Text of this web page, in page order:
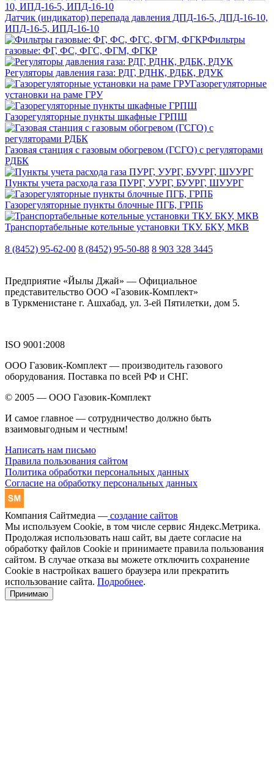
Датчик (индикатор) перепада давления ДПД-16-5, ДПД-16-10,
ИПД-16-5, ИПД-16-10
Фильтры
газовые: ФГ, ФС, ФГС, ФГМ, ФГКР
Регуляторы давления газа: РДГ, РДНК, РДБК, РДУК
Газорегуляторные
установки на раме ГРУ
Газорегуляторные пункты шкафные ГРПШ
Газовая станция с газовым обогревом (ГСГО) с регуляторами
РДБК
Пункты учета расхода газа ПУРГ, УУРГ, БУУРГ, ШУУРГ
Газорегуляторные пункты блочные ПГБ, ГРПБ
Транспортабельные котельные установки ТКУ. БКУ, МКВ
8 (8452) 95-62-00 8 (8452) 95-50-88 8 903 328 3445
Предприятие «Йылы Джай» — Официальное
представительство ООО «Газовик-Комплект»
в Туркменистане г. Ашхабад, ул. 3-ей Пятилетки, дом 5.
ISO 9001:2008
ООО Газовик-Комплект — производитель газового
оборудования. Поставка по всей РФ и СНГ.
© 2005 — ООО Газовик-Комплект
И самое главное — сотрудничество должно быть
взаимовыгодным и честным!
Написать нам письмо
Правила пользования сайтом
Политика обработки персональных данных
Согласие на обработку персональных данных
Компания Сайтмедиа — создание сайтов
Мы используем Cookie, в том числе сервис Яндекс.Метрика.
Продолжая использовать наш сайт, вы даете согласие на
обработку файлов Cookie и принимаете правила пользования
сайтом. В случае отказа вы можете отключить сохранение
Cookie в настройках вашего браузера или прекратить
использование сайта. Подробнее.
Принимаю